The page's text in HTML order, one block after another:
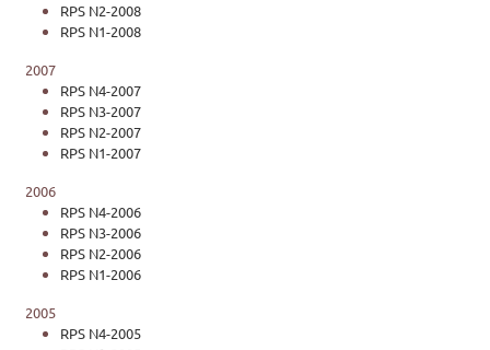
RPS N2-2008
RPS N1-2008
2007
RPS N4-2007
RPS N3-2007
RPS N2-2007
RPS N1-2007
2006
RPS N4-2006
RPS N3-2006
RPS N2-2006
RPS N1-2006
2005
RPS N4-2005